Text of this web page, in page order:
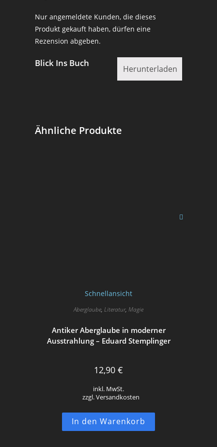
Nur angemeldete Kunden, die dieses
Produkt gekauft haben, dürfen eine
Rezension abgeben.
Blick Ins Buch
Herunterladen
Ähnliche Produkte
Schnellansicht
Aberglaube, Literatur, Magie
Antiker Aberglaube in moderner
Ausstrahlung – Eduard Stemplinger
12,90 €
inkl. MwSt.
zzgl. Versandkosten
In den Warenkorb